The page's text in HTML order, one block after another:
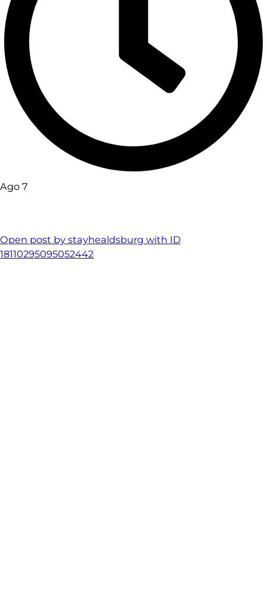
Ago 7
Open post by stayhealdsburg with ID
18110295095052442